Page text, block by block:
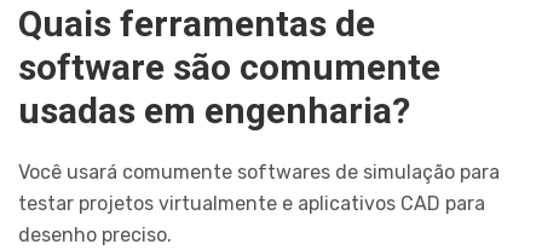
Quais ferramentas de
software são comumente
usadas em engenharia?
Você usará comumente softwares de simulação para
testar projetos virtualmente e aplicativos CAD para
desenho preciso.